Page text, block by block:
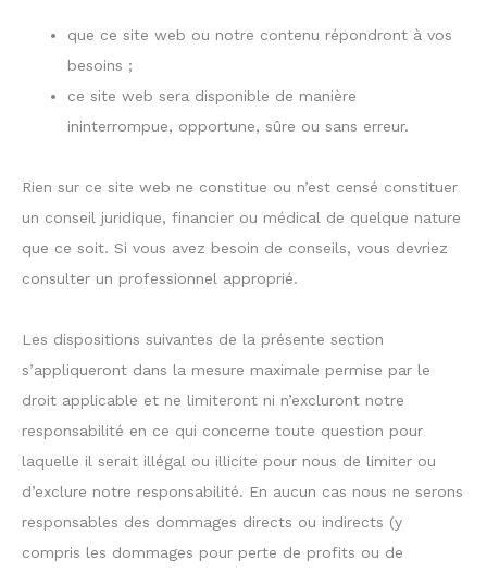
que ce site web ou notre contenu répondront à vos
besoins ;
ce site web sera disponible de manière
ininterrompue, opportune, sûre ou sans erreur.
Rien sur ce site web ne constitue ou n’est censé constituer
un conseil juridique, financier ou médical de quelque nature
que ce soit. Si vous avez besoin de conseils, vous devriez
consulter un professionnel approprié.
Les dispositions suivantes de la présente section
s’appliqueront dans la mesure maximale permise par le
droit applicable et ne limiteront ni n’excluront notre
responsabilité en ce qui concerne toute question pour
laquelle il serait illégal ou illicite pour nous de limiter ou
d’exclure notre responsabilité. En aucun cas nous ne serons
responsables des dommages directs ou indirects (y
compris les dommages pour perte de profits ou de